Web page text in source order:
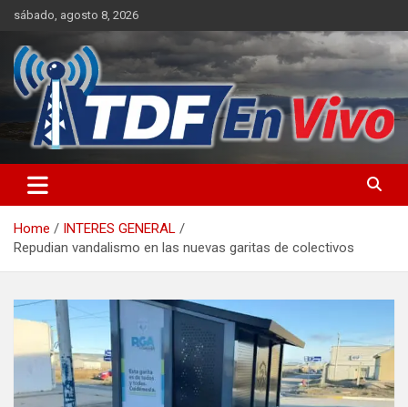
Skip
content
sábado, agosto 8, 2026
Home
INTERES GENERAL
Repudian vandalismo en las nuevas garitas de colectivos